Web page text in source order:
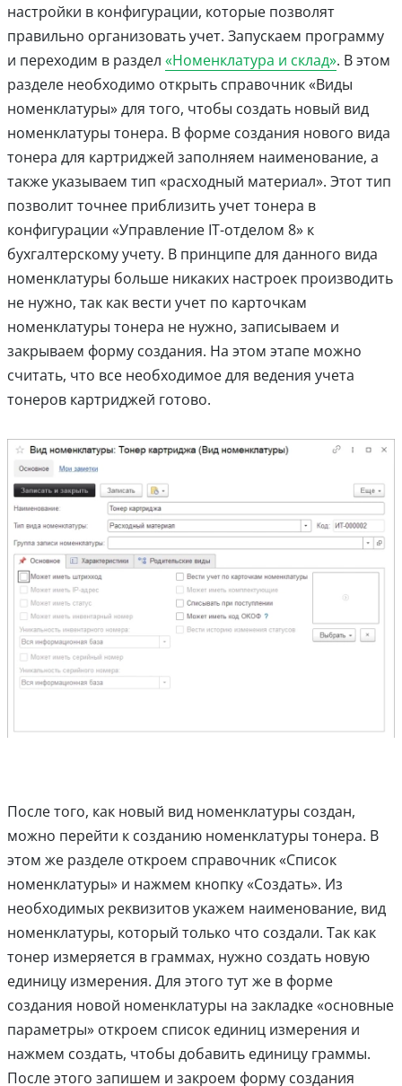
настройки в конфигурации, которые позволят
правильно организовать учет. Запускаем программу
и переходим в раздел «Номенклатура и склад». В этом
разделе необходимо открыть справочник «Виды
номенклатуры» для того, чтобы создать новый вид
номенклатуры тонера. В форме создания нового вида
тонера для картриджей заполняем наименование, а
также указываем тип «расходный материал». Этот тип
позволит точнее приблизить учет тонера в
конфигурации «Управление IT-отделом 8» к
бухгалтерскому учету. В принципе для данного вида
номенклатуры больше никаких настроек производить
не нужно, так как вести учет по карточкам
номенклатуры тонера не нужно, записываем и
закрываем форму создания. На этом этапе можно
считать, что все необходимое для ведения учета
тонеров картриджей готово.
После того, как новый вид номенклатуры создан,
можно перейти к созданию номенклатуры тонера. В
этом же разделе откроем справочник «Список
номенклатуры» и нажмем кнопку «Создать». Из
необходимых реквизитов укажем наименование, вид
номенклатуры, который только что создали. Так как
тонер измеряется в граммах, нужно создать новую
единицу измерения. Для этого тут же в форме
создания новой номенклатуры на закладке «основные
параметры» откроем список единиц измерения и
нажмем создать, чтобы добавить единицу граммы.
После этого запишем и закроем форму создания